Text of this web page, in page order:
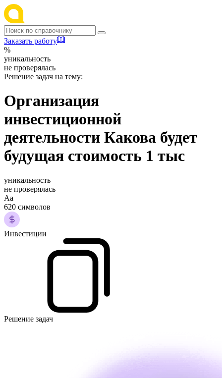
Заказать работу
%
уникальность
не проверялась
Решение задач на тему:
Организация
инвестиционной
деятельности Какова будет
будущая стоимость 1 тыс
уникальность
не проверялась
Аа
620 символов
Инвестиции
Решение задач